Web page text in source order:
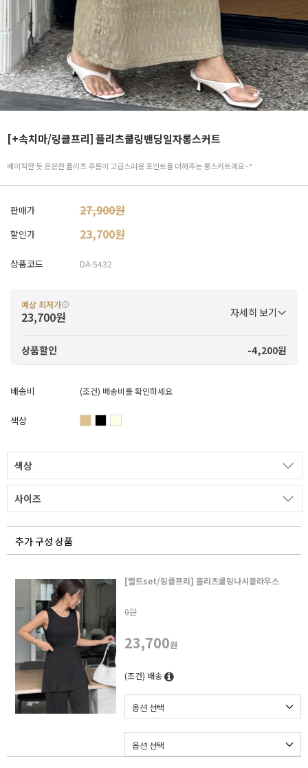
[+속치마/링클프리] 플리츠쿨링밴딩일자롱스커트
베이직한 듯 은은한 플리츠 주름이 고급스러운 포인트를 더해주는 롱스커트에요~*
판매가 27,900원
할인가 23,700원
상품코드 DA-5432
예상 최저가
23,700원 자세히 보기
상품할인 -4,200원
배송비 (조건) 배송비를 확인하세요
색상
색상
사이즈
추가 구성 상품
[벨트set/링클프리] 플리츠쿨링나시블라우스
0원
23,700원
(조건) 배송